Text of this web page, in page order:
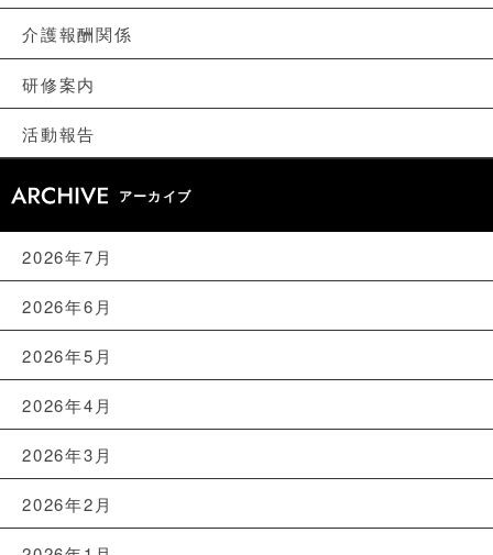
介護報酬関係
研修案内
活動報告
アーカイブ
2026年7月
2026年6月
2026年5月
2026年4月
2026年3月
2026年2月